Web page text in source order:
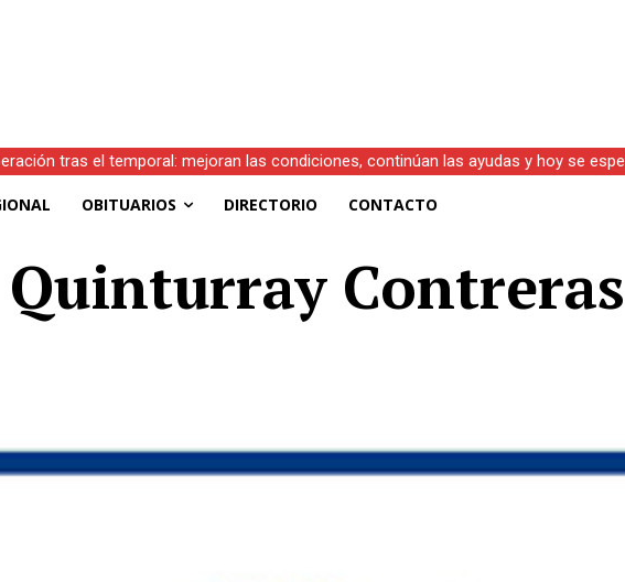
tras el temporal: mejoran las condiciones, continúan las ayudas y hoy se
OBITUARIOS DIRECTORIO CONTACTO